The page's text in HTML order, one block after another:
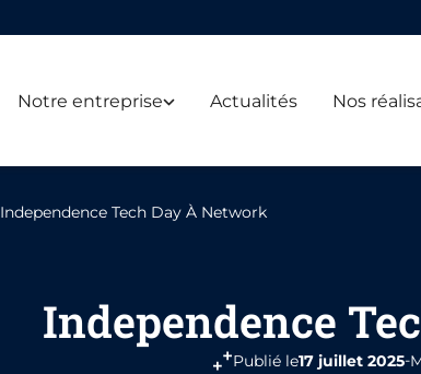
Notre entreprise Actualités Nos
Independence Tech Day À Network
Independence
Publié le17 juillet 2025-